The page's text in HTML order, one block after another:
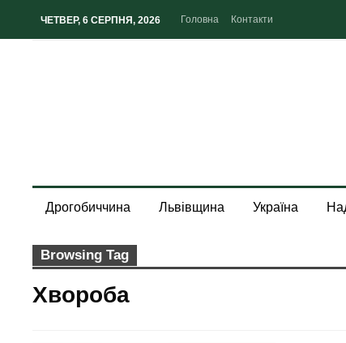
ЧЕТВЕР, 6 СЕРПНЯ, 2026 Головна Контакти
Дрогобиччина Львівщина Україна
Browsing Tag
Хвороба